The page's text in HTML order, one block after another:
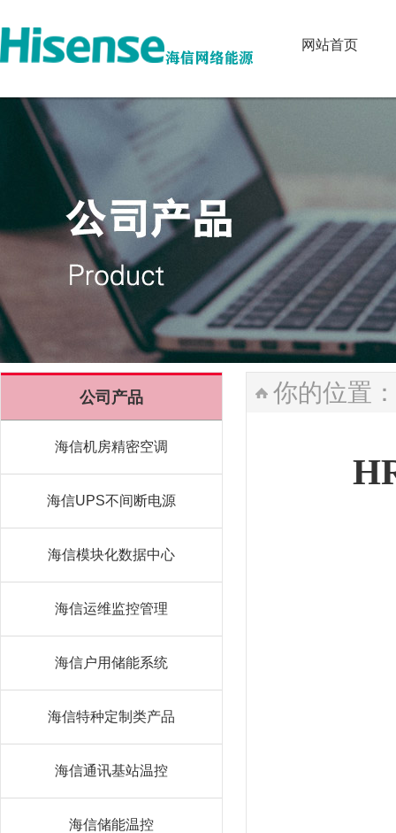
网站首页
公司产品
海信机房精密空调
海信UPS不间断电源
海信模块化数据中心
海信运维监控管理
海信户用储能系统
海信特种定制类产品
海信通讯基站温控
海信储能温控
你的位置：